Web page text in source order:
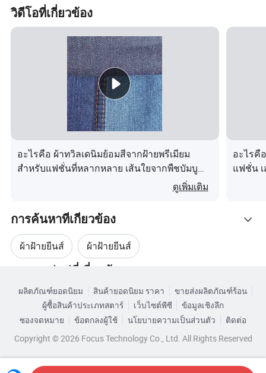
COMPOSITION
WEIGHT (B.W.) 417gsm
WIDTH 54/55
FAQ
(1)Q: Are you a Factory or Tranding Company?
A: We are a Factory based in China.
(2)Q: Are you reliable?
A: We are 100% reliable and responsible. We are the long term
partnership with many international famous brand.
(3)Q: Where are your products delivery to?
A: We delivery our products all over the world. Main Market is
(4)Q: Can you send sample to me without sample fee?
A: Yes, we can send the sample to you free but courier/freight
cost should be at your side.
(5)Q: What is the production lead-time?
A: Generally ready in 30 to 40 days.
A: We can provide SEA, AIR, Tuck, Train or Courier shipment.
วิดีโอที่เกี่ยวข้อง
อะไรคือ ผ้าทวิลเดนิมย้อมสีจากฝ้ายพรีเมียม
สำหรับแฟชั่นที่หลากหลาย เส้นใยจากพืชบัมบู
เซลล์® เป็นมิตรต่อสุขภาพและสิ่งแวดล้อมดูเพิ่มเติม
อะไรคื
แฟชั่น
การค้นหาที่เกี่ยวข้อง
ผ้าฝ้ายยีนส์ ผ้าฝ้ายยีนส์
ผ้ายีนส์ย้อมสี ผ้าสีคราม ยีนส์อินดิโก้เดนิม
เรียกดูตามหมวดหมู่
ผลิตภัณฑ์ยอดนิยม สินค้ายอดนิยม ราคา
ขายส่งผลิตภัณฑ์ร้อน
ผู้ซื้อสินค้าประเภทสตาร์
เว็บไซต์พีซี
ข้อมูลเชิงลึก
ซองจดหมาย
ข้อตกลงผู้ใช้ นโยบายความเป็นส่วนตัว
ติดต่อ
Copyright © 2026 Focus Technology Co., Ltd. All Rights Reserved